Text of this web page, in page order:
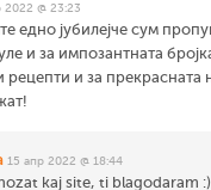
2022 @ 23:23
едно јубилејче сум
и за импозантната
рецепти и за прекрасната
15 апр 2022 @ 18:44
kaj site, ti blagodaram :)